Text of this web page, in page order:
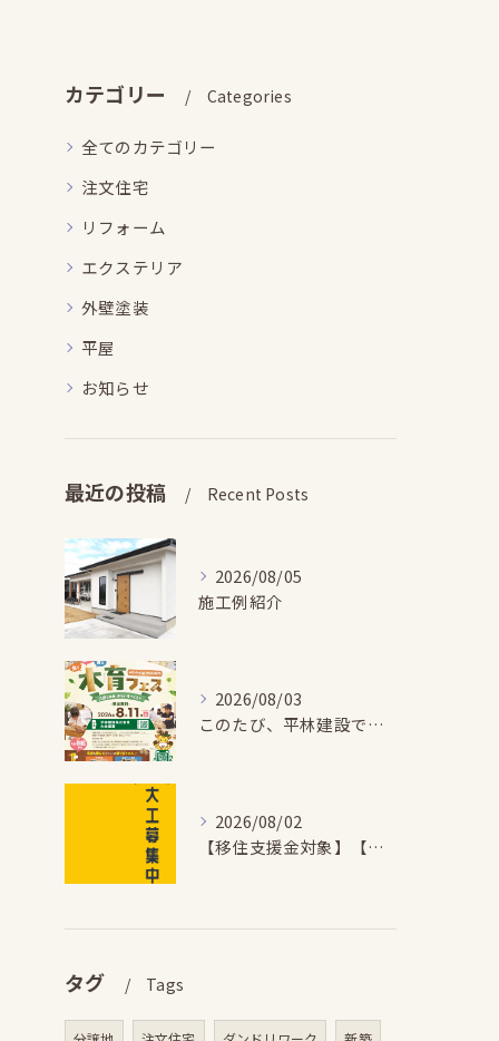
カテゴリー Categories
全てのカテゴリー
注文住宅
リフォーム
エクステリア
外壁塗装
平屋
お知らせ
最近の投稿 Recent Posts
2026/08/05
施工例紹介
2026/08/03
このたび、平林建設では、お子さまが木とふれあい・木について学...
2026/08/02
【移住支援金対象】【未経験歓迎】大多喜町で「見えないところも...
タグ Tags